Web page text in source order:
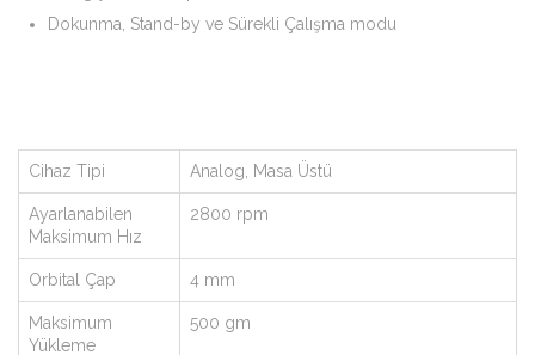
Dokunma, Stand-by ve Sürekli Çalışma modu
Cihaz Tipi Analog, Masa Üstü
Ayarlanabilen
Maksimum Hız
2800 rpm
Orbital Çap 4 mm
Maksimum
Yükleme
500 gm